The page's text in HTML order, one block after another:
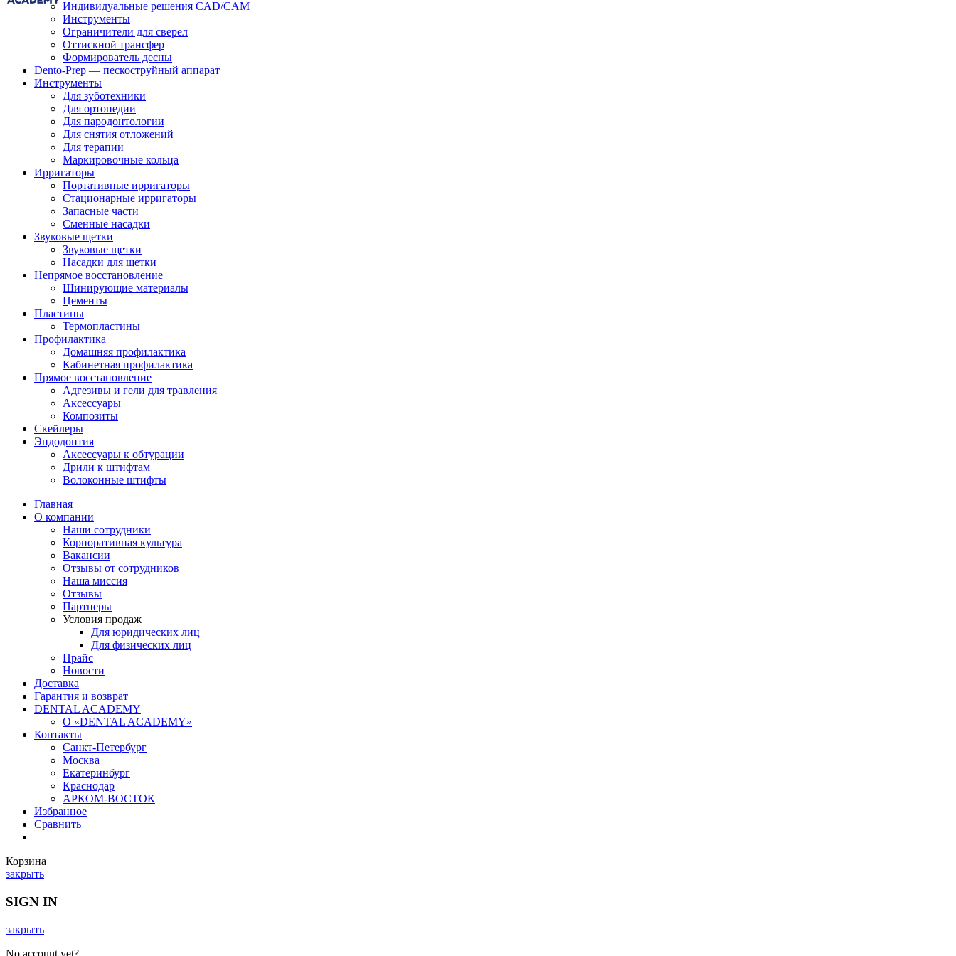
Индивидуальные решения CAD/CAM
Инструменты
Ограничители для сверел
Оттискной трансфер
Формирователь десны
Dento-Prep — пескоструйный аппарат
Инструменты
Для зуботехники
Для ортопедии
Для пародонтологии
Для снятия отложений
Для терапии
Маркировочные кольца
Ирригаторы
Портативные ирригаторы
Стационарные ирригаторы
Запасные части
Сменные насадки
Звуковые щетки
Звуковые щетки
Насадки для щетки
Непрямое восстановление
Шинирующие материалы
Цементы
Пластины
Термопластины
Профилактика
Домашняя профилактика
Кабинетная профилактика
Прямое восстановление
Адгезивы и гели для травления
Аксессуары
Композиты
Скейлеры
Эндодонтия
Аксессуары к обтурации
Дрили к штифтам
Волоконные штифты
Главная
О компании
Наши сотрудники
Корпоративная культура
Вакансии
Отзывы от сотрудников
Наша миссия
Отзывы
Партнеры
Условия продаж
Для юридических лиц
Для физических лиц
Прайс
Новости
Доставка
Гарантия и возврат
DENTAL ACADEMY
О «DENTAL ACADEMY»
Контакты
Санкт-Петербург
Москва
Екатеринбург
Краснодар
АРКОМ-ВОСТОК
Избранное
Сравнить
Корзина
закрыть
SIGN IN
закрыть
No account yet?